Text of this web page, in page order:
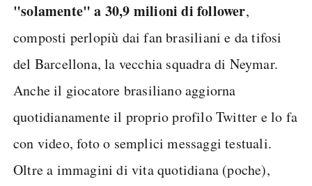
"solamente" a 30,9 milioni di follower,
composti perlopiù dai fan brasiliani e da tifosi
del Barcellona, la vecchia squadra di Neymar.
Anche il giocatore brasiliano aggiorna
quotidianamente il proprio profilo Twitter e lo fa
con video, foto o semplici messaggi testuali.
Oltre a immagini di vita quotidiana (poche),